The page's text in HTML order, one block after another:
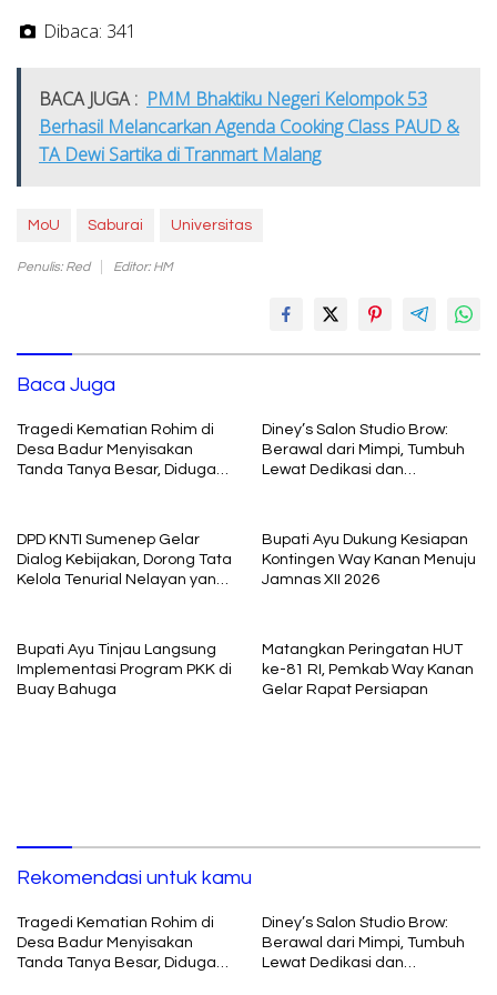
Dibaca: 341
BACA JUGA : PMM Bhaktiku Negeri Kelompok 53
Berhasil Melancarkan Agenda Cooking Class PAUD &
TA Dewi Sartika di Tranmart Malang
MoU Saburai Universitas
Penulis: Red Editor: HM
Baca Juga
Tragedi Kematian Rohim di
Desa Badur Menyisakan
Tanda Tanya Besar, Diduga
Diney’s Salon Studio Brow:
Berawal dari Mimpi, Tumbuh
Lewat Dedikasi dan
DPD KNTI Sumenep Gelar
Dialog Kebijakan, Dorong Tata
Kelola Tenurial Nelayan yang
Bupati Ayu Dukung Kesiapan
Kontingen Way Kanan Menuju
Jamnas XII 2026
Bupati Ayu Tinjau Langsung
Implementasi Program PKK di
Buay Bahuga
Matangkan Peringatan HUT
ke-81 RI, Pemkab Way Kanan
Gelar Rapat Persiapan
Rekomendasi untuk kamu
Tragedi Kematian Rohim di
Desa Badur Menyisakan
Tanda Tanya Besar, Diduga
Diney’s Salon Studio Brow:
Berawal dari Mimpi, Tumbuh
Lewat Dedikasi dan